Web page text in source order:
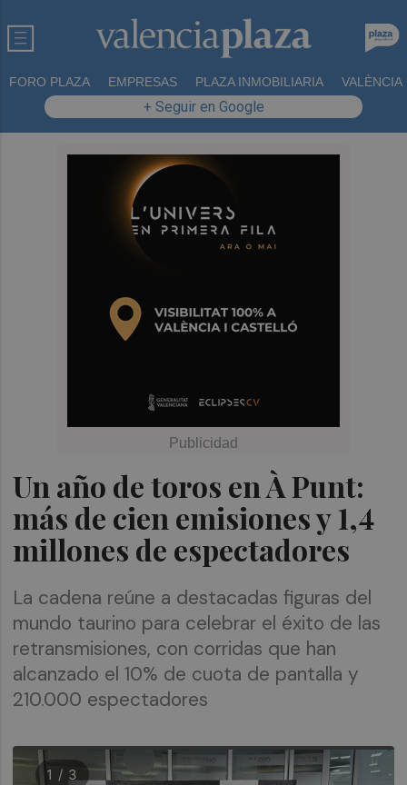
FORO PLAZA EMPRESAS PLAZA INMOBILIARIA VALÈNCIA
+ Seguir en Google
Un año de toros en À Punt:
más de cien emisiones y 1,4
millones de espectadores
La cadena reúne a destacadas figuras del
mundo taurino para celebrar el éxito de las
retransmisiones, con corridas que han
alcanzado el 10% de cuota de pantalla y
210.000 espectadores
1 / 3